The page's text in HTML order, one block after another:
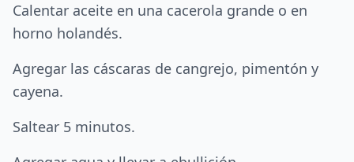
Calentar aceite en una cacerola grande o en
horno holandés.
Agregar las cáscaras de cangrejo, pimentón y
cayena.
Saltear 5 minutos.